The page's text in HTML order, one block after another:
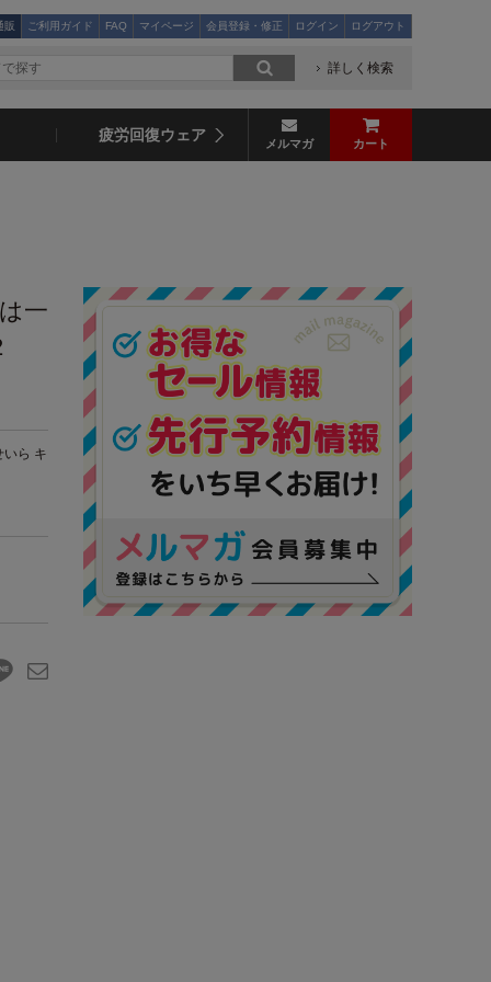
販 ご利用ガイド FAQ マイページ 会員登録・修正 ログイン ログアウト
詳しく検索
疲労回復ウェア メルマガ カート
一
いら キ